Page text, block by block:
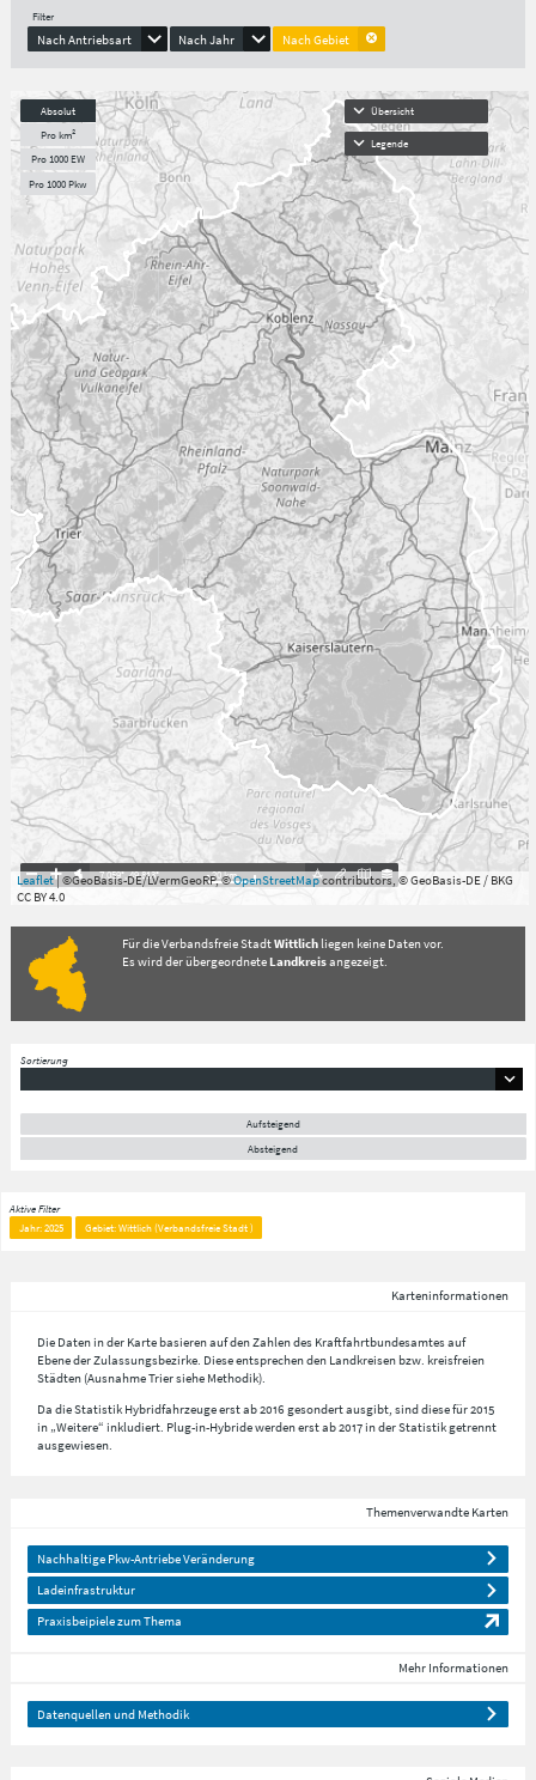
Filter
Nach Antriebsart Nach Jahr Nach Gebiet
Absolut
Pro km²
Pro 1000 EW
Pro 1000 Pkw
Übersicht
Legende
7.059°,49.813° 20km
Leaflet| ©GeoBasis-DE/LVermGeoRP, ©OpenStreetMapcontributors, © GeoBasis-DE / BKG
CC BY 4.0
Für die Verbandsfreie StadtWittlich liegen keine Daten vor.
Es wird der übergeordneteLandkreisangezeigt.
Sortierung
Aufsteigend
Absteigend
Aktive Filter
Jahr: 2025
Gebiet: Wittlich (Verbandsfreie Stadt )
Karteninformationen
Die Daten in der Karte basieren auf den Zahlen des Kraftfahrtbundesamtes auf
Ebene der Zulassungsbezirke. Diese entsprechen den Landkreisen bzw. kreisfreien
Städten (Ausnahme Trier siehe Methodik).
Da die Statistik Hybridfahrzeuge erst ab 2016 gesondert ausgibt, sind diese für 2015
in „Weitere“ inkludiert. Plug-in-Hybride werden erst ab 2017 in der Statistik getrennt
ausgewiesen.
Themenverwandte Karten
Nachhaltige Pkw-Antriebe Veränderung
Ladeinfrastruktur
Praxisbeipiele zum Thema
Mehr Informationen
Datenquellen und Methodik